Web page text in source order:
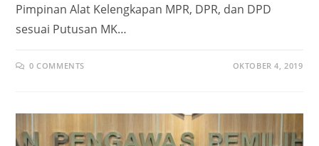
Pimpinan Alat Kelengkapan MPR, DPR, dan DPD
sesuai Putusan MK…
0 COMMENTS OKTOBER 4, 2019